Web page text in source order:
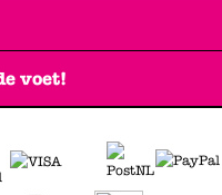
voet!